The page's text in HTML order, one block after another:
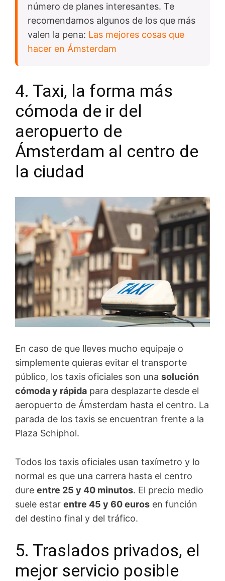
número de planes interesantes. Te
recomendamos algunos de los que más
valen la pena: Las mejores cosas que
hacer en Ámsterdam
4. Taxi, la forma más
cómoda de ir del
aeropuerto de
Ámsterdam al centro de
la ciudad
En caso de que lleves mucho equipaje o
simplemente quieras evitar el transporte
público, los taxis oficiales son una solución
cómoda y rápida para desplazarte desde el
aeropuerto de Ámsterdam hasta el centro. La
parada de los taxis se encuentran frente a la
Plaza Schiphol.
Todos los taxis oficiales usan taxímetro y lo
normal es que una carrera hasta el centro
dure entre 25 y 40 minutos. El precio medio
suele estar entre 45 y 60 euros en función
del destino final y del tráfico.
5. Traslados privados, el
mejor servicio posible